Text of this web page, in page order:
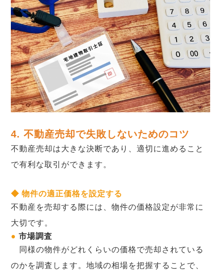
4. 不動産売却で失敗しないためのコツ
不動産売却は大きな決断であり、適切に進めること
で有利な取引ができます。
◆ 物件の適正価格を設定する
不動産を売却する際には、物件の価格設定が非常に
大切です。
● 市場調査
同様の物件がどれくらいの価格で売却されている
のかを調査します。地域の相場を把握することで、